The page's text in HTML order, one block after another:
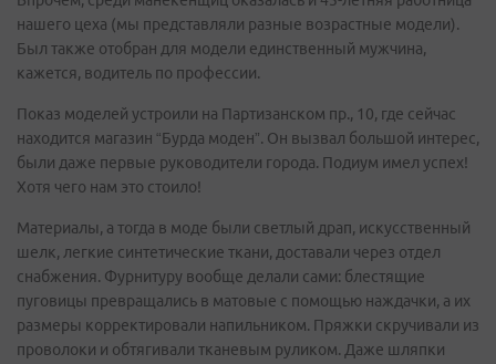
нашего цеха (мы представляли разные возрастные модели).
Был также отобран для модели единственный мужчина,
кажется, водитель по профессии.
Показ моделей устроили на Партизанском пр., 10, где сейчас
находится магазин “Бурда моден”. Он вызвал большой интерес,
были даже первые руководители города. Подиум имел успех!
Хотя чего нам это стоило!
Материалы, а тогда в моде были светлый драп, искусственный
шелк, легкие синтетические ткани, доставали через отдел
снабжения. Фурнитуру вообще делали сами: блестящие
пуговицы превращались в матовые с помощью наждачки, а их
размеры корректировали напильником. Пряжки скручивали из
проволоки и обтягивали тканевым руликом. Даже шляпки